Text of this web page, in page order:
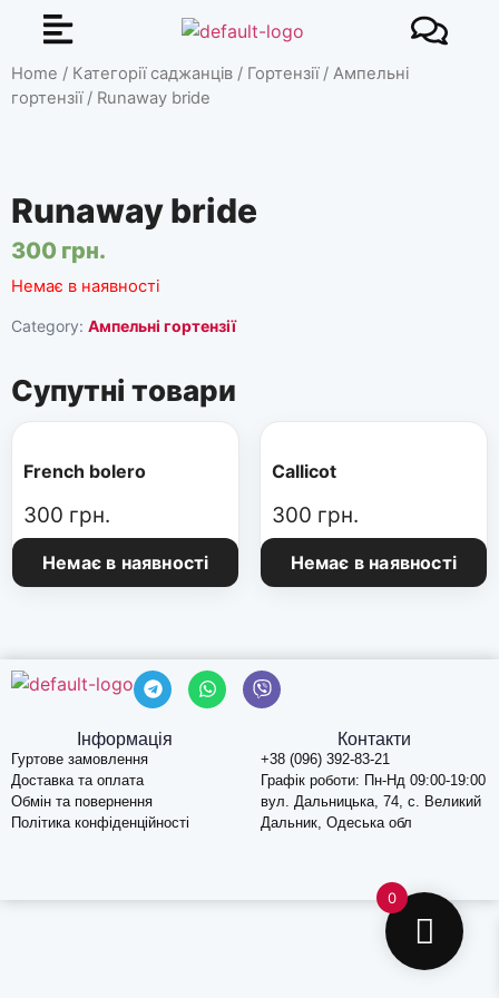
Home / Категорії саджанців / Гортензії/ Ампельні
гортензії/ Runaway bride
Runaway bride
300 грн.
Немає в наявності
Category: Ампельні гортензії
Супутні товари
French bolero
300 грн.
Немає в наявності
Callicot
300 грн.
Немає в наявності
Інформація
Гуртове замовлення
Доставка та оплата
Обмін та повернення
Політика конфіденційності
Контакти
+38 (096) 392-83-21
Графік роботи: Пн-Нд 09:00-19:00
вул. Дальницька, 74, c. Великий
Дальник, Одеська обл
0